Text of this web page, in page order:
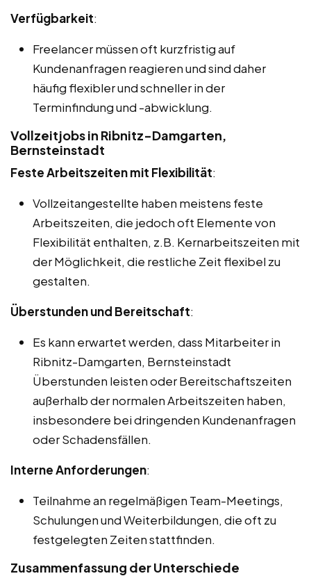
Verfügbarkeit:
Freelancer müssen oft kurzfristig auf
Kundenanfragen reagieren und sind daher
häufig flexibler und schneller in der
Terminfindung und -abwicklung.
Vollzeitjobs in Ribnitz-Damgarten,
Bernsteinstadt
Feste Arbeitszeiten mit Flexibilität:
Vollzeitangestellte haben meistens feste
Arbeitszeiten, die jedoch oft Elemente von
Flexibilität enthalten, z.B. Kernarbeitszeiten mit
der Möglichkeit, die restliche Zeit flexibel zu
gestalten.
Überstunden und Bereitschaft:
Es kann erwartet werden, dass Mitarbeiter in
Ribnitz-Damgarten, Bernsteinstadt
Überstunden leisten oder Bereitschaftszeiten
außerhalb der normalen Arbeitszeiten haben,
insbesondere bei dringenden Kundenanfragen
oder Schadensfällen.
Interne Anforderungen:
Teilnahme an regelmäßigen Team-Meetings,
Schulungen und Weiterbildungen, die oft zu
festgelegten Zeiten stattfinden.
Zusammenfassung der Unterschiede